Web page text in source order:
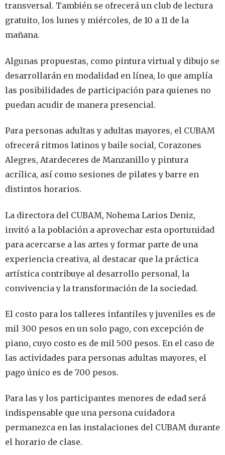
transversal. También se ofrecerá un club de lectura
gratuito, los lunes y miércoles, de 10 a 11 de la
mañana.
Algunas propuestas, como pintura virtual y dibujo se
desarrollarán en modalidad en línea, lo que amplía
las posibilidades de participación para quienes no
puedan acudir de manera presencial.
Para personas adultas y adultas mayores, el CUBAM
ofrecerá ritmos latinos y baile social, Corazones
Alegres, Atardeceres de Manzanillo y pintura
acrílica, así como sesiones de pilates y barre en
distintos horarios.
La directora del CUBAM, Nohema Larios Deniz,
invitó a la población a aprovechar esta oportunidad
para acercarse a las artes y formar parte de una
experiencia creativa, al destacar que la práctica
artística contribuye al desarrollo personal, la
convivencia y la transformación de la sociedad.
El costo para los talleres infantiles y juveniles es de
mil 300 pesos en un solo pago, con excepción de
piano, cuyo costo es de mil 500 pesos. En el caso de
las actividades para personas adultas mayores, el
pago único es de 700 pesos.
Para las y los participantes menores de edad será
indispensable que una persona cuidadora
permanezca en las instalaciones del CUBAM durante
el horario de clase.